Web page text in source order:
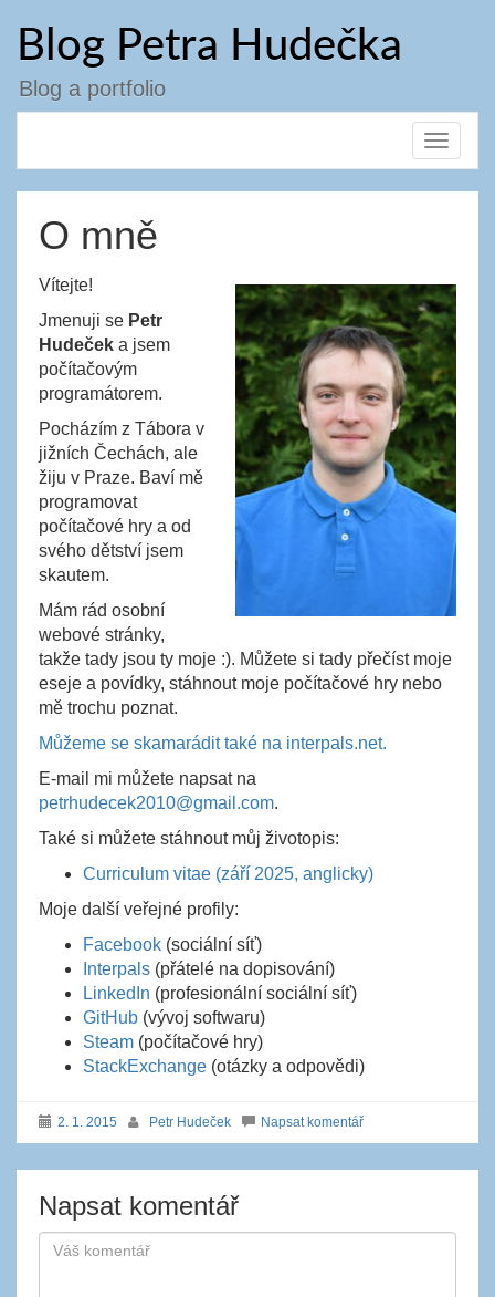
obsahu
webu
Blog Petra Hudečka
Blog a portfolio
Toggle
O mně
Vítejte!
Jmenuji se Petr
Hudeček a jsem
počítačovým
programátorem.
Pocházím z Tábora v
jižních Čechách, ale
žiju v Praze. Baví mě
programovat
počítačové hry a od
svého dětství jsem
skautem.
Mám rád osobní
webové stránky,
takže tady jsou ty moje :). Můžete si tady přečíst moje
eseje a povídky, stáhnout moje počítačové hry nebo
mě trochu poznat.
Můžeme se skamarádit také na interpals.net.
E-mail mi můžete napsat na
petrhudecek2010@gmail.com.
Také si můžete stáhnout můj životopis:
Curriculum vitae (září 2025, anglicky)
Moje další veřejné profily:
Facebook (sociální síť)
Interpals (přátelé na dopisování)
LinkedIn (profesionální sociální síť)
GitHub (vývoj softwaru)
Steam (počítačové hry)
StackExchange (otázky a odpovědi)
2. 1. 2015 Petr Hudeček Napsat komentář
Napsat komentář